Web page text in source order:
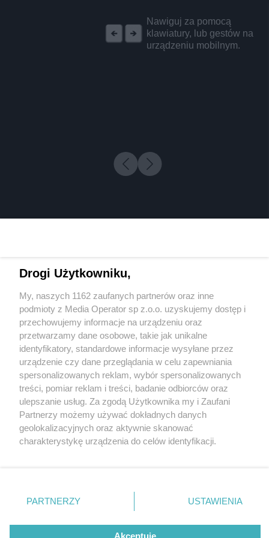
Nawiguj za pomocą
klawiatury, lub gestów na
urządzeniu mobilnym.
1 / 0
Wydawca mediów lokalnych
Nie zapomnij
zapoznać się z:
polityką prywatności regulamin korzystania z portali
Twojemiasto
Piekary Śląskie
Chorzów
Tarnowskie Góry
Gliwice
Skontakuj sięz nami
Kontakt
Wydawca
Redakcja
Drogi Użytkowniku,
My, naszych 1162 zaufanych partnerów oraz inne
podmioty z Media Operator sp z.o.o. uzyskujemy dostęp i
przechowujemy informacje na urządzeniu oraz
przetwarzamy dane osobowe, takie jak unikalne
identyfikatory, standardowe informacje wysyłane przez
urządzenie czy dane przeglądania w celu zapewniania
spersonalizowanych reklam, wybór spersonalizowanych
treści, pomiar reklam i treści, badanie odbiorców oraz
ulepszanie usług. Za zgodą Użytkownika my i Zaufani
Partnerzy możemy używać dokładnych danych
geolokalizacyjnych oraz aktywnie skanować
charakterystykę urządzenia do celów identyfikacji.
zmienić/wycofać klikając przycisk ustawień prywatności
znajdujący się w lewym dolnym rogu strony
rodzaje przetwarzania danych nie wymagają zgody
użytkownika, ale masz prawo sprzeciwić się takiemu
PARTNERZY USTAWIENIA
Akceptuję